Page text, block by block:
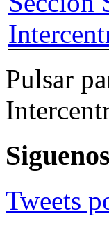
Pulsar
Siguenos
Tweets